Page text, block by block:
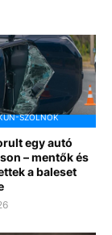
SZOLNOK
egy autó
– mentők és
a baleset